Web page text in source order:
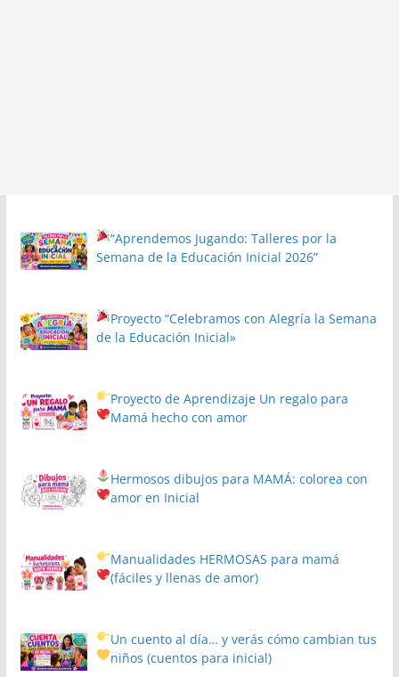
“Aprendemos Jugando: Talleres por la
Semana de la Educación Inicial 2026”
Proyecto“Celebramos con Alegría la Semana
de la Educación Inicial»
Proyecto de Aprendizaje Un regalo para
Mamá hecho con amor
Hermosos dibujos para MAMÁ: colorea con
amor en Inicial
Manualidades HERMOSAS para mamá
(fáciles y llenas de amor)
Un cuento al día… y verás cómo cambian tus
niños(cuentos para inicial)